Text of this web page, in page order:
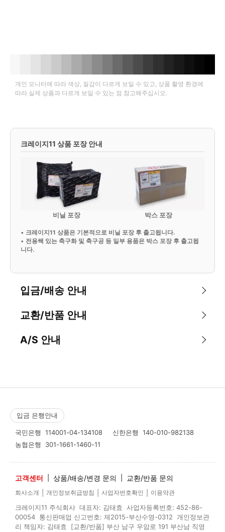
개인 모니터에 따라 색상, 질감이 다르게 보일 수 있고, 상품 촬영 환경에
따라 실제 상품과 다르게 보일 수 있는 점 참고해주십시오.
크레이지11 상품 포장 안내
비닐 포장 박스 포장
• 크레이지11 상품은 기본적으로 비닐 포장 후 출고됩니다.
• 전용쌕 있는 축구화 및 축구공 등 일부 용품은 박스 포장 후 출고됩
니다.
입금/배송 안내
교환/반품 안내
A/S 안내
입금 은행안내
국민은행 114001-04-134108 신한은행 140-010-982138
농협은행 301-1661-1460-11
고객센터 상품/배송/변경 문의 교환/반품 문의
회사소개 개인정보취급방침 사업자번호확인 이용약관
크레이지11 주식회사 대표자: 김태효 사업자등록번호: 452-86-
00054 통신판매업 신고번호: 제2015-부산수영-0312 개인정보관
리 책임자: 김태효 [교환/반품] 부산 남구 우암로 191 부산남 직영